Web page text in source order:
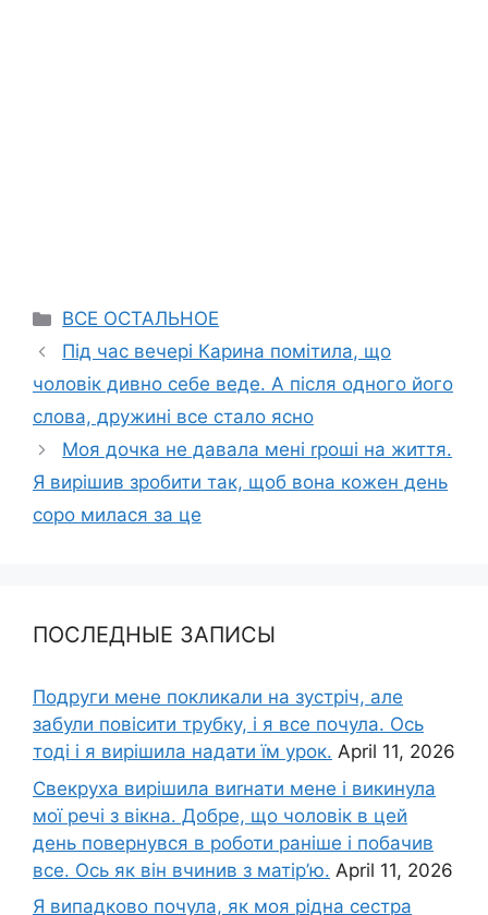
Categories
ВСЕ ОСТАЛЬНОЕ
Під час вечері Карина помітила, що
чоловік дивно себе веде. А після одного його
слова, дружині все стало ясно
Моя дочка не давала мені rроші на життя.
Я вирішив зробити так, щоб вона кожен день
соро милася за це
ПОСЛЕДНЫЕ ЗАПИСЫ
Подруги мене покликали на зустріч, але
забули повісити трубку, і я все почула. Ось
тоді і я вирішила надати їм урок. April 11, 2026
Свекруха вирішила виrнати мене і викинула
мої речі з вікна. Добре, що чоловік в цей
день повернувся в роботи раніше і побачив
все. Ось як він вчинив з матір’ю. April 11, 2026
Я випадково почула, як моя рідна сестра